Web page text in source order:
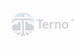
obsah
Terno